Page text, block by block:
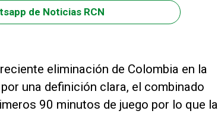
de Noticias RCN
eliminación de Colombia en la
una definición clara, el combinado
90 minutos de juego por lo que la